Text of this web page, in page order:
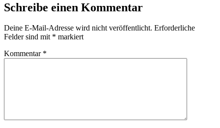
Schreibe einen Kommentar
Deine E-Mail-Adresse wird nicht veröffentlicht. Erforderliche
Felder sind mit * markiert
Kommentar *